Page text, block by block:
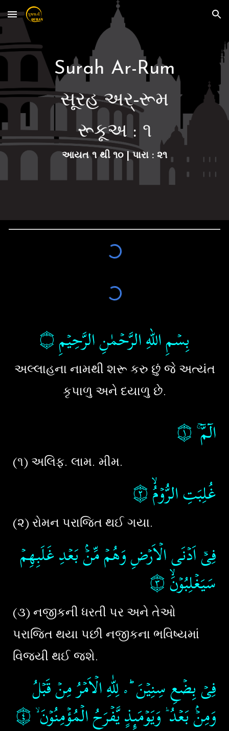
Skip to main content Skip to navigation
Surah Ar-Rum
સૂરહ અર્-રૂમ
રૂકૂઅ : ૧
આયત૧થી ૧૦| પારા : ૨૧
بِسۡمِ اللهِ الرَّحۡمٰنِ الرَّحِيۡمِ۝
અલ્લાહના નામથી શરૂ કરુ છું જે અત્યંત
કૃપાળુ અને દયાળુ છે.
الٓمّٓ ۚ‏۝١
(૧) અલિફ. લામ. મીમ.
غُلِبَتِ الرُّوۡمُۙ‏۝٢
(૨) રોમન પરાજિત થઈ ગયા.
فِىۡۤ اَدۡنَى الۡاَرۡضِ وَهُمۡ مِّنۡۢ بَعۡدِ غَلَبِهِمۡ
سَيَغۡلِبُوۡنَۙ‏۝٣
(૩) નજીકની ધરતી પર અને તેઓ
પરાજિત થયા પછી નજીકના ભવિષ્યમાં
વિજયી થઈ જશે.
فِىۡ بِضۡعِ سِنِيۡنَ ؕ٥ لِلّٰهِ الۡاَمۡرُ مِنۡ قَبۡلُ
وَمِنۡۢ بَعۡدُ ؕ وَيَوۡمَٮِٕذٍ يَّفۡرَحُ الۡمُؤۡمِنُوۡنَ ۙ‏۝٤